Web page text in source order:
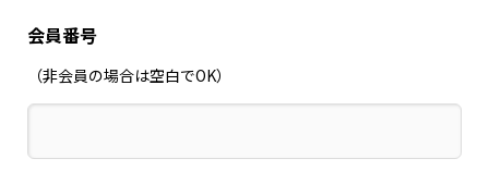
会員番号
（非会員の場合は空白でOK）